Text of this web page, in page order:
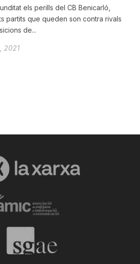
els perills del CB Benicarló,
partits que queden son contra rivals
de...
2021